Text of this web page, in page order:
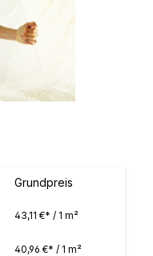
Grundpreis
43,11 €* / 1 m²
40,96 €* / 1 m²